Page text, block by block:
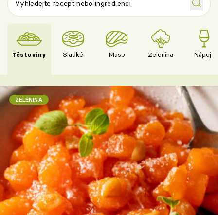
Těstoviny Sladké Maso Zelenina Nápoje
ZELENINA